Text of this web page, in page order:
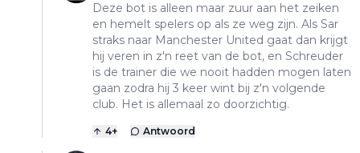
Deze bot is alleen maar zuur aan het zeiken
en hemelt spelers op als ze weg zijn. Als Sar
straks naar Manchester United gaat dan krijgt
hij veren in z'n reet van de bot, en Schreuder
is de trainer die we nooit hadden mogen laten
gaan zodra hij 3 keer wint bij z'n volgende
club. Het is allemaal zo doorzichtig.
4+ Antwoord